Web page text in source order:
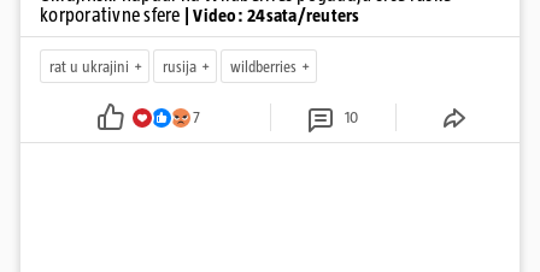
korporativne sfere
| Video: 24sata/reuters
rat u ukrajini rusija wildberries
7 10